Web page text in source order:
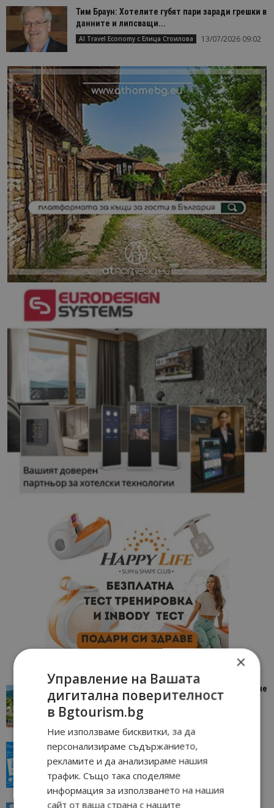
Тим Браун: Хотелите губят пари заради грешки в
данните и липсващи...
AI Travel Economy с Елица Стоилова 13/07/2026 09:02
“Пощенска картичка от…”: Петрич – Изживяване
отвъд очакваното
Петрич 11/07/2026 11:22
“Пощенска картичка от…”: Пловдив, градът на
всички времена
Пловдив 23/06/2026 10:00
×
Управление на Вашата
дигитална поверителност
в Bgtourism.bg
Ние използваме бисквитки, за да
персонализираме съдържанието,
рекламите и да анализираме нашия
трафик. Също така споделяме
информация за използването на нашия
сайт от ваша страна с нашите